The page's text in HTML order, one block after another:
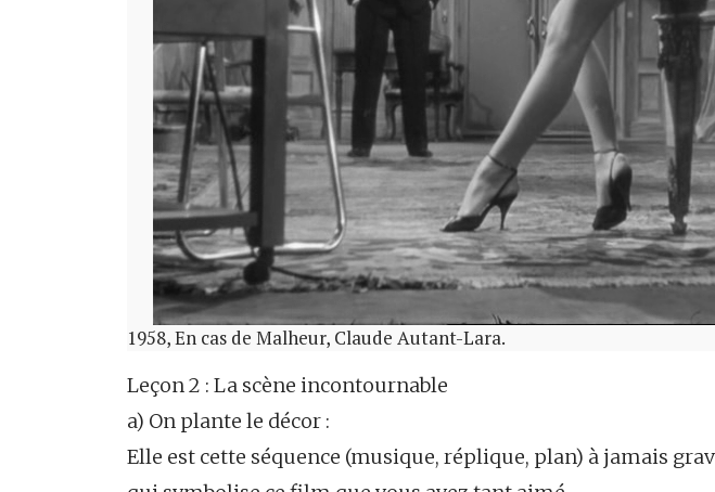
1958, En cas de Malheur, Claude Autant-Lara.
Leçon 2 : La scène incontournable
a) On plante le décor :
Elle est cette séquence (musique, réplique, plan) à jamais